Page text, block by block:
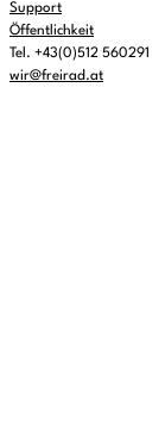
Support
Öffentlichkeit
Tel. +43(0)512 560291
wir@freirad.at